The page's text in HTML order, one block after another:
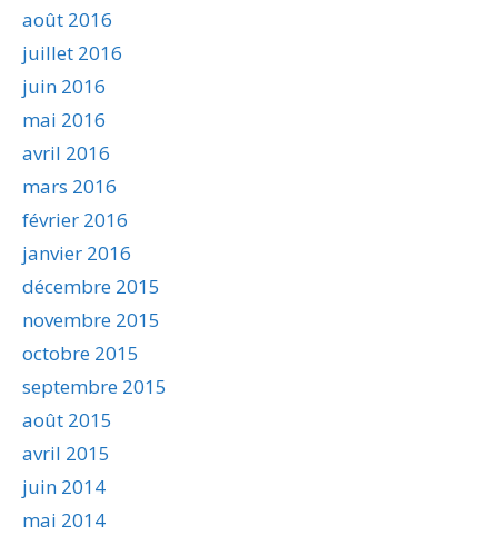
août 2016
juillet 2016
juin 2016
mai 2016
avril 2016
mars 2016
février 2016
janvier 2016
décembre 2015
novembre 2015
octobre 2015
septembre 2015
août 2015
avril 2015
juin 2014
mai 2014